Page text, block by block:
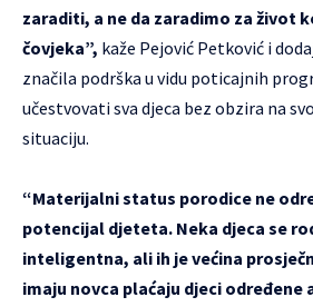
zaraditi, a ne da zaradimo za život
čovjeka”, kaže Pejović Petković i
značila podrška u vidu poticajnih
učestvovati sva djeca bez obzira na
situaciju.
“Materijalni status porodice ne
potencijal djeteta. Neka djeca se
inteligentna, ali ih je većina
imaju novca plaćaju djeci